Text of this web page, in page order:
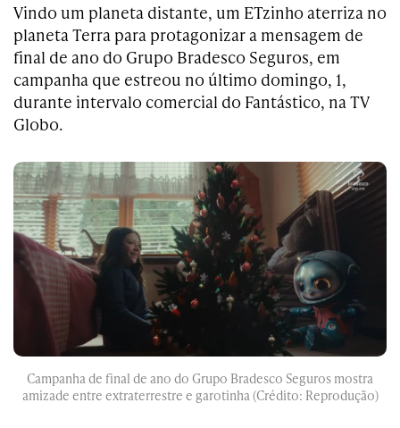
Vindo um planeta distante, um ETzinho aterriza no
planeta Terra para protagonizar a mensagem de
final de ano do Grupo Bradesco Seguros, em
campanha que estreou no último domingo, 1,
durante intervalo comercial do Fantástico, na TV
Globo.
Campanha de final de ano do Grupo Bradesco Seguros mostra
amizade entre extraterrestre e garotinha (Crédito: Reprodução)